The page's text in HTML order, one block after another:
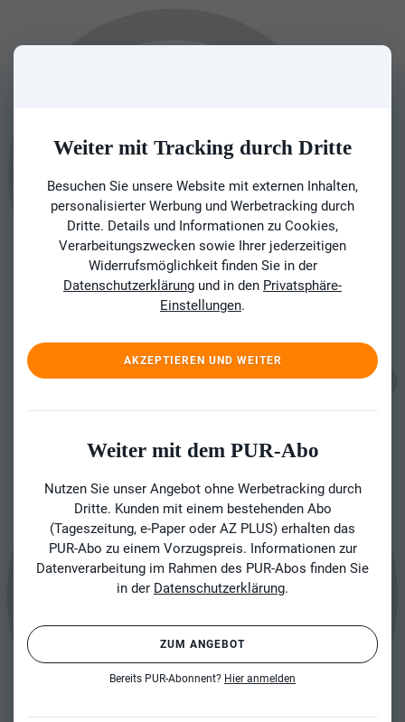
Weiter mit Tracking durch Dritte
Besuchen Sie unsere Website mit externen Inhalten,
personalisierter Werbung und Werbetracking durch
Dritte. Details und Informationen zu Cookies,
Verarbeitungszwecken sowie Ihrer jederzeitigen
Widerrufsmöglichkeit finden Sie in der
Datenschutzerklärung und in den Privatsphäre-
Einstellungen.
AKZEPTIEREN UND WEITER
Weiter mit dem PUR-Abo
Nutzen Sie unser Angebot ohne Werbetracking durch
Dritte. Kunden mit einem bestehenden Abo
(Tageszeitung, e-Paper oder AZ PLUS) erhalten das
PUR-Abo zu einem Vorzugspreis. Informationen zur
Datenverarbeitung im Rahmen des PUR-Abos finden Sie
in der Datenschutzerklärung.
ZUM ANGEBOT
Bereits PUR-Abonnent? Hier anmelden